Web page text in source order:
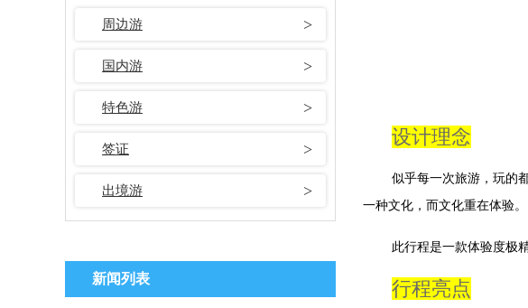
周边游
国内游
特色游
签证
出境游
新闻列表
设计理念
似乎每一次旅游，玩的
一种文化，而文化重在体验。
此行程是一款体验度极
行程亮点